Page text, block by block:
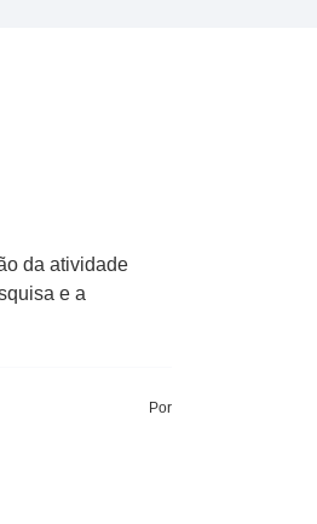
da atividade
e a
Por